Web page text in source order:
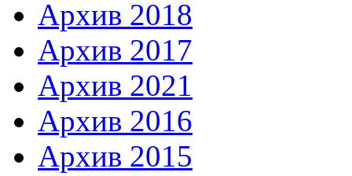
Архив 2018
Архив 2017
Архив 2021
Архив 2016
Архив 2015